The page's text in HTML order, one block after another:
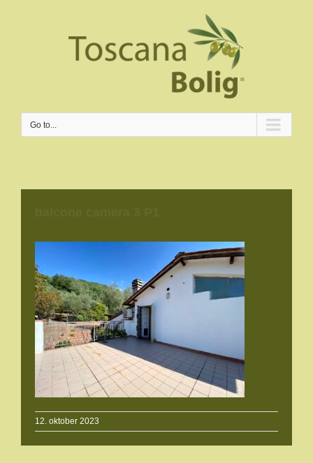
Go to...
12. oktober 2023